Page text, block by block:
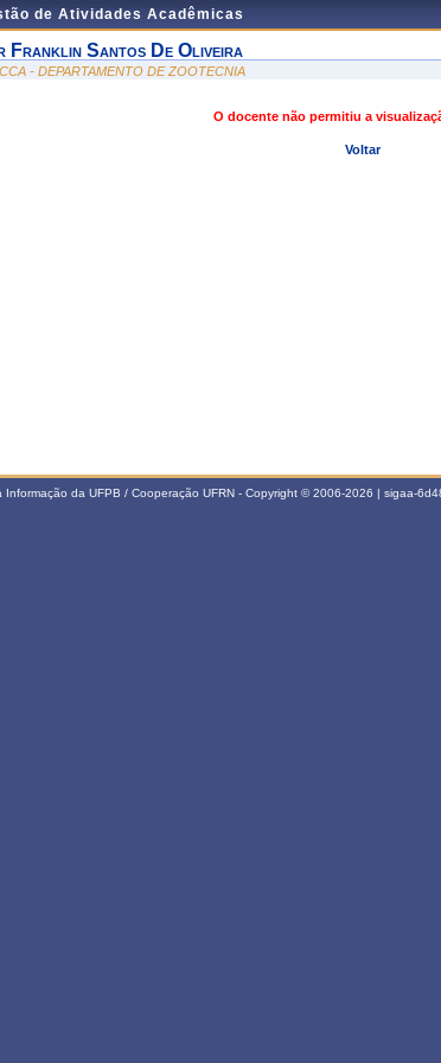
de Atividades Acadêmicas
Franklin Santos De Oliveira
- DEPARTAMENTO DE ZOOTECNIA
O docente não permitiu a
Voltar
da UFPB / Cooperação UFRN - Copyright © 2006-2026 | sigaa-